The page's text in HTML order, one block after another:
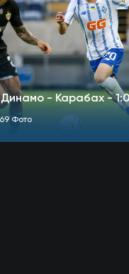
- Карабах - 1:0
69 Фото